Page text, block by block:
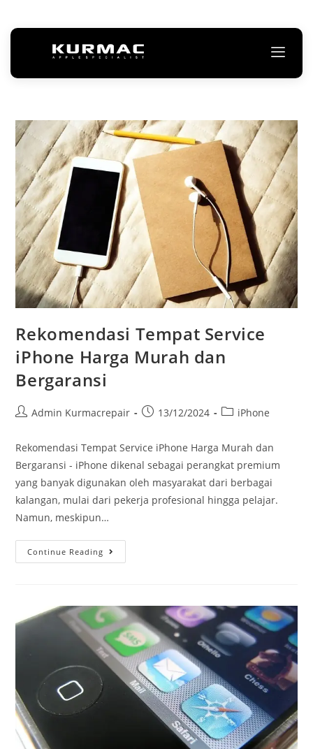
Rekomendasi Tempat Service
iPhone Harga Murah dan
Bergaransi
Admin Kurmacrepair 13/12/2024 iPhone
Rekomendasi Tempat Service iPhone Harga Murah dan
Bergaransi - iPhone dikenal sebagai perangkat premium
yang banyak digunakan oleh masyarakat dari berbagai
kalangan, mulai dari pekerja profesional hingga pelajar.
Namun, meskipun…
Continue Reading